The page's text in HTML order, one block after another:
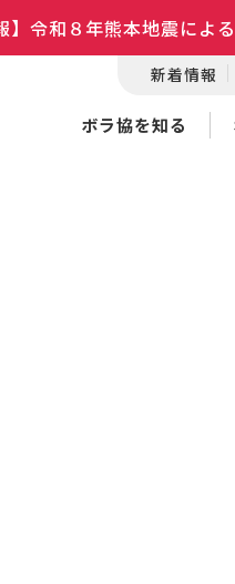
】令和８年熊本地震によ
新着情報
ボラ協を知る